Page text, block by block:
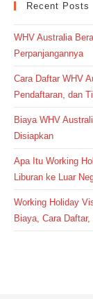
Recent Posts
WHV Australia
Perpanjangannya
Cara Daftar WHV
Pendaftaran, dan
Biaya WHV
Disiapkan
Apa Itu Working
Liburan ke Luar
Working Holiday
Biaya, Cara